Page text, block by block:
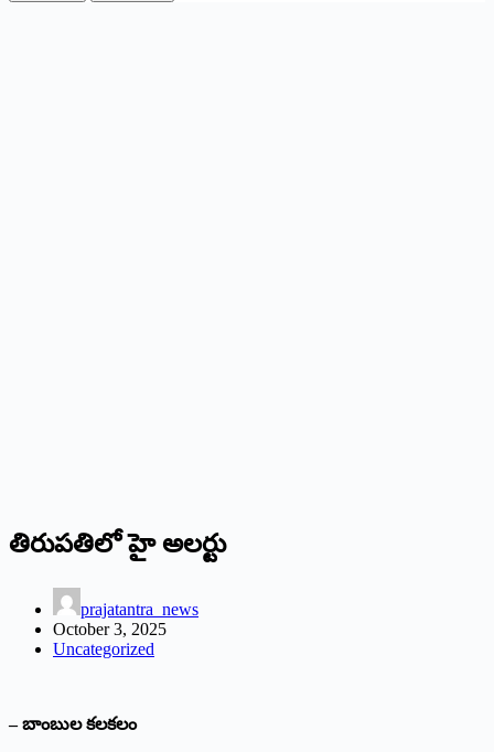
తిరుపతిలో హై అల‌ర్టు
prajatantra_news
October 3, 2025
Uncategorized
– బాంబుల కలకలం